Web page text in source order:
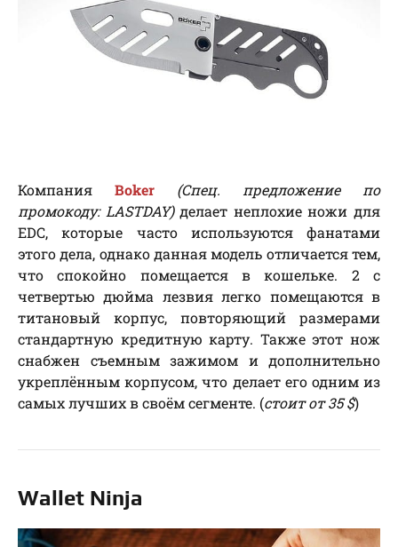
Компания Boker
(Спец. предложение по
промокоду: LASTDAY)делает неплохие ножи для
EDC, которые часто используются фанатами
этого дела, однако данная модель отличается тем,
что спокойно помещается в кошельке. 2 с
четвертью дюйма лезвия легко помещаются в
титановый корпус, повторяющий размерами
стандартную кредитную карту. Также этот нож
снабжен съемным зажимом и дополнительно
укреплённым корпусом, что делает его одним из
самых лучших в своём сегменте. (стоит от 35 $)
Wallet Ninja